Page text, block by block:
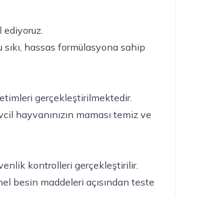
hassas formülasyona sahip
gerçekleştirilmektedir.
hayvanınızın maması temiz ve
kontrolleri gerçekleştirilir.
besin maddeleri açısından teste